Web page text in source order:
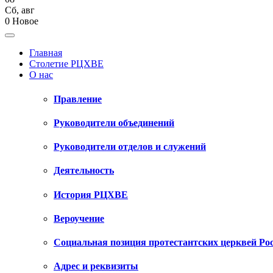
Сб, авг
0 Новое
Главная
Столетие РЦХВЕ
О нас
Правление
Руководители объединений
Руководители отделов и служений
Деятельность
История РЦХВЕ
Вероучение
Социальная позиция протестантских церквей
Адрес и реквизиты